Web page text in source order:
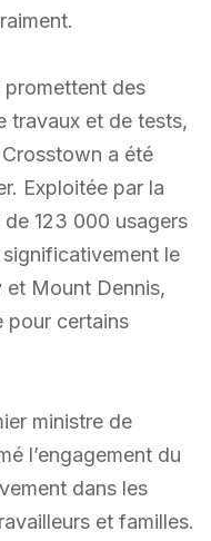
promettent des
travaux et de tests,
a été
Exploitée par la
123 000 usagers
le
et Mount Dennis,
pour certains
ministre de
l’engagement du
dans les
et familles.